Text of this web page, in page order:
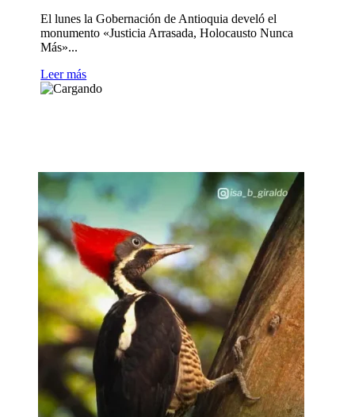
El lunes la Gobernación de Antioquia develó el
monumento «Justicia Arrasada, Holocausto Nunca
Más»...
Leer más